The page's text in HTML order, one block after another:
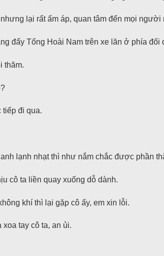
lại rất ấm áp, quan tâm đến mọi người
đẩy Tống Hoài Nam trên xe lăn ở phía
thăm.
tiếp đi qua.
lạnh nhạt thì như nắm chắc được phần
cô ta liền quay xuống dỗ dành.
khí thì lại gặp cô ấy, em xin lỗi.
tay cô ta, an ủi.